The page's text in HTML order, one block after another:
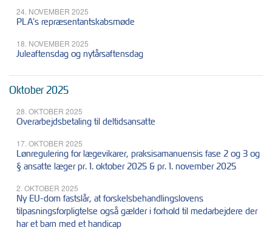
24. NOVEMBER 2025
PLA's repræsentantskabsmøde
18. NOVEMBER 2025
Juleaftensdag og nytårsaftensdag
Oktober 2025
28. OKTOBER 2025
Overarbejdsbetaling til deltidsansatte
17. OKTOBER 2025
Lønregulering for lægevikarer, praksisamanuensis fase 2 og 3 og
§ ansatte læger pr. 1. oktober 2025 & pr. 1. november 2025
2. OKTOBER 2025
Ny EU-dom fastslår, at forskelsbehandlingslovens
tilpasningsforpligtelse også gælder i forhold til medarbejdere der
har et barn med et handicap